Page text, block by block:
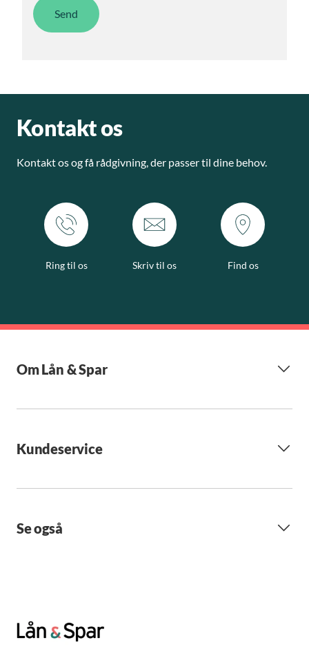
Kontakt os
Kontakt os og få rådgivning, der passer til dine behov.
Ring til os Skriv til os Find os
Om Lån & Spar
Kundeservice
Se også